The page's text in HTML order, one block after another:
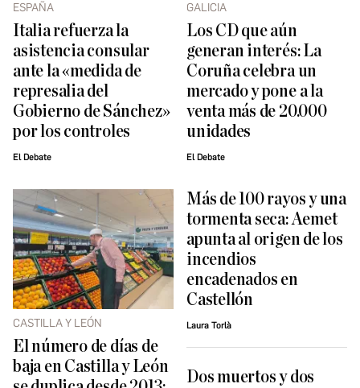
ESPAÑA
Italia refuerza la
asistencia consular
ante la «medida de
represalia del
Gobierno de Sánchez»
por los controles
El Debate
GALICIA
Los CD que aún
generan interés: La
Coruña celebra un
mercado y pone a la
venta más de 20.000
unidades
El Debate
CASTILLA Y LEÓN
El número de días de
baja en Castilla y León
Más de 100 rayos y una
tormenta seca: Aemet
apunta al origen de los
incendios
encadenados en
Castellón
Laura Torlà
Dos muertos y dos